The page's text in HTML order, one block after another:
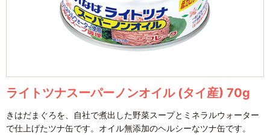
ライトツナスーパーノンオイル (タイ産) 70g
きはだまぐろを、自社で煮出した野菜スープとミネラルウォーター
で仕上げたツナ缶です。オイル無添加のヘルシーなツナ缶です。